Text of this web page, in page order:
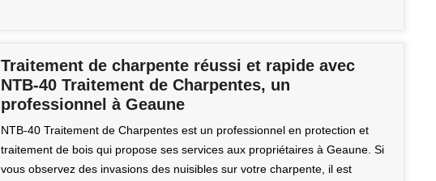
Traitement de charpente réussi et rapide avec
NTB-40 Traitement de Charpentes, un
professionnel à Geaune
NTB-40 Traitement de Charpentes est un professionnel en protection et
traitement de bois qui propose ses services aux propriétaires à Geaune. Si
vous observez des invasions des nuisibles sur votre charpente, il est